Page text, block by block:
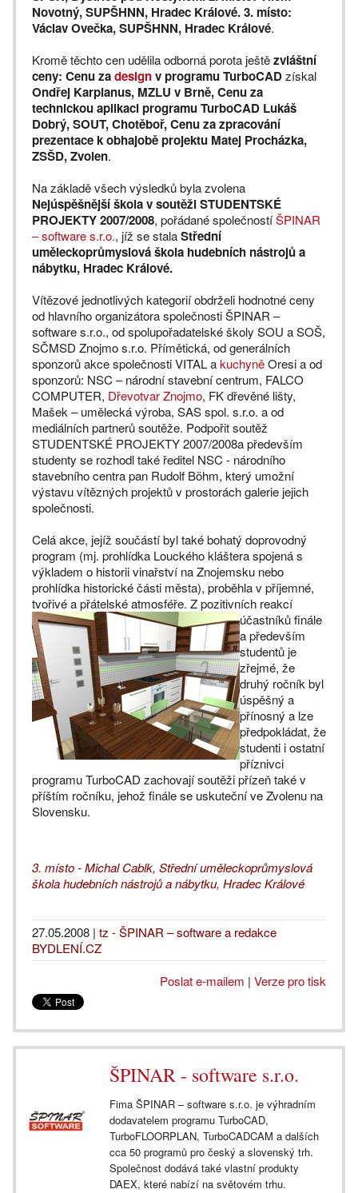
Novotný, SUPŠHNN, Hradec Králové. 3. místo:
Václav Ovečka, SUPŠHNN, Hradec Králové.
Kromě těchto cen udělila odborná porota ještězvláštní
ceny: Cenu zadesignv programu TurboCADzískal
Ondřej Karpianus, MZLU v Brně, Cenu za
technickou aplikaci programu TurboCAD Lukáš
Dobrý, SOUT, Chotěboř, Cenu za zpracování
prezentace k obhajobě projektu Matej Procházka,
ZSŠD, Zvolen.
Na základě všech výsledků byla zvolena
Nejúspěšnější škola v soutěži STUDENTSKÉ
PROJEKTY 2007/2008, pořádané společnostíŠPINAR
– software s.r.o., jíž se stalaStřední
uměleckoprůmyslová škola hudebních nástrojů a
nábytku, Hradec Králové.
Vítězové jednotlivých kategorií obdrželi hodnotné ceny
od hlavního organizátora společnosti ŠPINAR –
software s.r.o., od spolupořadatelské školy SOU a SOŠ,
SČMSD Znojmo s.r.o. Přímětická, od generálních
sponzorů akce společnosti VITAL akuchyněOresi a od
sponzorů: NSC – národní stavební centrum, FALCO
COMPUTER, Dřevotvar Znojmo, FK dřevěné lišty,
Mašek – umělecká výroba, SAS spol. s.r.o. a od
mediálních partnerů soutěže. Podpořit soutěž
STUDENTSKÉ PROJEKTY 2007/2008a především
studenty se rozhodl také ředitel NSC - národního
stavebního centra pan Rudolf Böhm, který umožní
výstavu vítězných projektů v prostorách galerie jejich
společnosti.
Celá akce, jejíž součástí byl také bohatý doprovodný
program (mj. prohlídka Louckého kláštera spojená s
výkladem o historii vinařství na Znojemsku nebo
prohlídka historické části města), proběhla v příjemné,
tvořivé a přátelské atmosféře. Z pozitivních reakcí
účastníků finále
a především
studentů je
zřejmé, že
druhý ročník byl
úspěšný a
přínosný a lze
předpokládat, že
studenti i ostatní
příznivci
programu TurboCAD zachovají soutěži přízeň také v
příštím ročníku, jehož finále se uskuteční ve Zvolenu na
Slovensku.
3. místo - Michal Cablk, Střední uměleckoprůmyslová
škola hudebních nástrojů a nábytku, Hradec Králové
27.05.2008 | tz - ŠPINAR – software a redakce
BYDLENÍ.CZ
Poslat e-mailem | Verze pro tisk
ŠPINAR - software s.r.o.
Fima ŠPINAR – software s.r.o. je výhradním
dodavatelem programu TurboCAD,
TurboFLOORPLAN, TurboCADCAM a dalších
cca 50 programů pro český a slovenský trh.
Společnost dodává také vlastní produkty
DAEX, které nabízí na světovém trhu.